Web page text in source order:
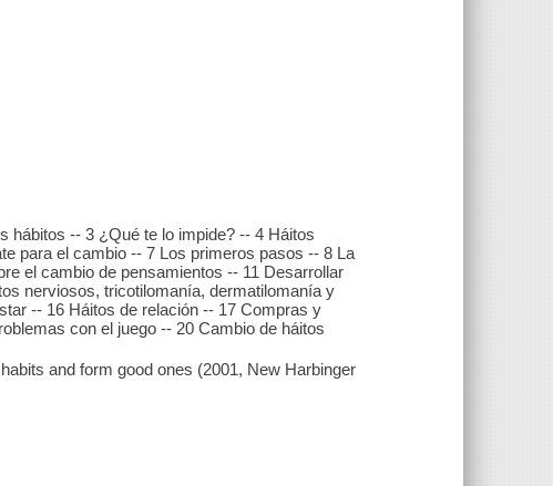
hábitos -- 3 ¿Qué te lo impide? -- 4 Háitos
para el cambio -- 7 Los primeros pasos -- 8 La
el cambio de pensamientos -- 11 Desarrollar
nerviosos, tricotilomanía, dermatilomanía y
-- 16 Háitos de relación -- 17 Compras y
con el juego -- 20 Cambio de háitos
and form good ones (2001, New Harbinger